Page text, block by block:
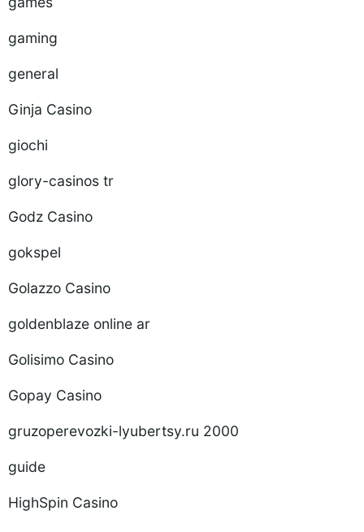
gaming
general
Ginja Casino
giochi
glory-casinos tr
Godz Casino
gokspel
Golazzo Casino
goldenblaze online ar
Golisimo Casino
Gopay Casino
gruzoperevozki-lyubertsy.ru 2000
guide
HighSpin Casino